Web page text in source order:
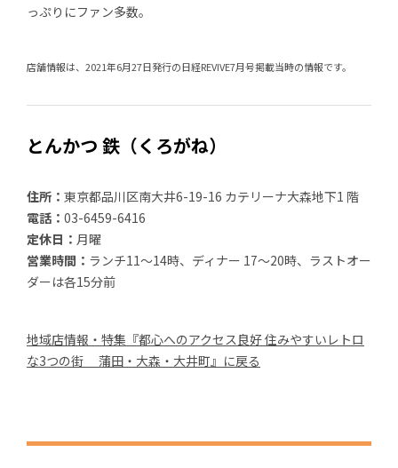
っぷりにファン多数。
店舗情報は、2021年6月27日発行の日経REVIVE7月号掲載当時の情報です。
とんかつ 鉄（くろがね）
住所： 東京都品川区南大井6-19-16 カテリーナ大森地下1 階
電話： 03-6459-6416
定休日： 月曜
営業時間： ランチ11～14時、ディナー 17～20時、ラストオー
ダーは各15分前
地域店情報・特集『都心へのアクセス良好 住みやすいレトロ
な3つの街 蒲田・大森・大井町』に戻る